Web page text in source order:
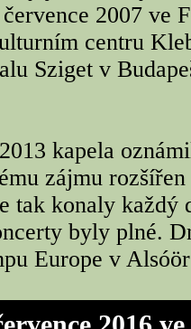
2007 ve
centru
Sziget v
kapela
zájmu
tak konaly každý
byly plné.
Europe v